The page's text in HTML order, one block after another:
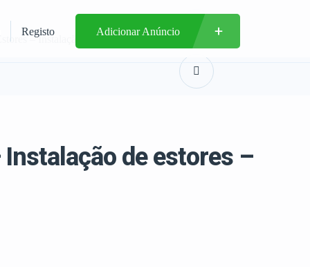
Registo
Adicionar Anúncio
– Instalação de estores – Venda
de estores –